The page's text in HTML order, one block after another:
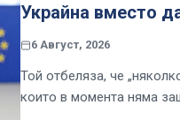
Украйна вместо
6 Август, 2026
Той отбеляза, че
които в момента няма